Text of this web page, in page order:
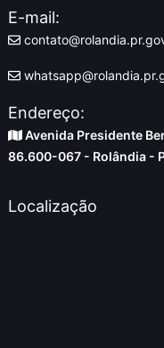
E-mail:
Endereço:
Avenida Presidente
86.600-067 - Rolândia -
Localização